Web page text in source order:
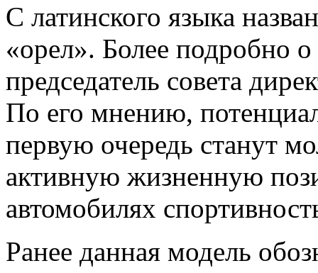
С латинского языка
«орел». Более подробно
председатель совета
По его мнению,
первую очередь станут
активную жизненную
автомобилях
Ранее данная модель